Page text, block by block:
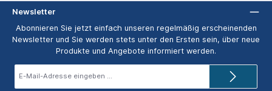
Newsletter
Abonnieren Sie jetzt einfach unseren regelmäßig erscheinenden
Newsletter und Sie werden stets unter den Ersten sein, über neue
Produkte und Angebote informiert werden.